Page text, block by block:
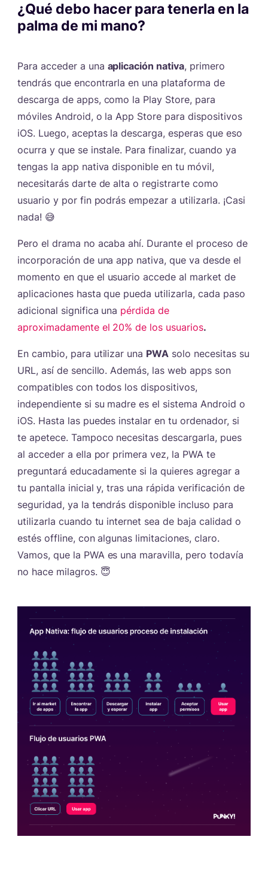
¿Qué debo hacer para tenerla en la
palma de mi mano?
Para acceder a una aplicación nativa, primero
tendrás que encontrarla en una plataforma de
descarga de apps, como la Play Store, para
móviles Android, o la App Store para dispositivos
iOS. Luego, aceptas la descarga, esperas que eso
ocurra y que se instale. Para finalizar, cuando ya
tengas la app nativa disponible en tu móvil,
necesitarás darte de alta o registrarte como
usuario y por fin podrás empezar a utilizarla. ¡Casi
nada! 😅
Pero el drama no acaba ahí. Durante el proceso de
incorporación de una app nativa, que va desde el
momento en que el usuario accede al market de
aplicaciones hasta que pueda utilizarla, cada paso
adicional significa una pérdida de
aproximadamente el 20% de los usuarios.
En cambio, para utilizar una PWA solo necesitas su
URL, así de sencillo. Además, las web apps son
compatibles con todos los dispositivos,
independiente si su madre es el sistema Android o
iOS. Hasta las puedes instalar en tu ordenador, si
te apetece. Tampoco necesitas descargarla, pues
al acceder a ella por primera vez, la PWA te
preguntará educadamente si la quieres agregar a
tu pantalla inicial y, tras una rápida verificación de
seguridad, ya la tendrás disponible incluso para
utilizarla cuando tu internet sea de baja calidad o
estés offline, con algunas limitaciones, claro.
Vamos, que la PWA es una maravilla, pero todavía
no hace milagros. 😇